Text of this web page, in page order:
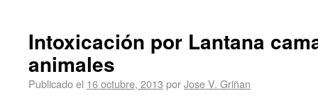
Intoxicación por Lantana
animales
Publicado el 16 octubre, 2013 porJose V. Griñan